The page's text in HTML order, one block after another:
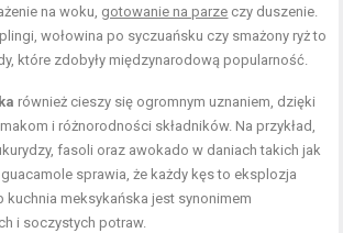
na woku, gotowanie na parze czy duszenie.
wołowina po syczuańsku czy smażony ryż to
które zdobyły międzynarodową popularność.
również cieszy się ogromnym uznaniem, dzięki
i różnorodności składników. Na przykład,
fasoli oraz awokado w daniach takich jak
sprawia, że każdy kęs to eksplozja
kuchnia meksykańska jest synonimem
i soczystych potraw.